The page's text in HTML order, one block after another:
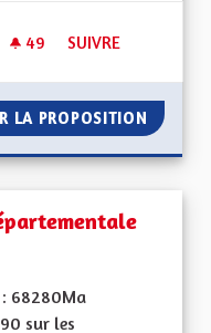
49 49 ABONNÉS
SUIVRE
LA PROPOSITION VOIR
68280Ma
sur les